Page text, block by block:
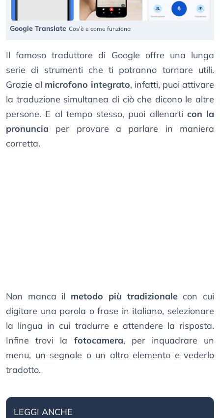
Google Translate Cos'è e come funziona
Il famoso traduttore di Google offre una lunga
serie di strumenti che ti potranno tornare utili.
Grazie al microfono integrato, infatti, puoi attivare
la traduzione simultanea di ciò che dicono le altre
persone. E al tempo stesso, puoi allenarti con la
pronuncia per provare a parlare in maniera
corretta.
Non manca il metodo più tradizionalecon cui
digitare una parola o frase in italiano, selezionare
la lingua in cui tradurre e attendere la risposta.
Infine trovi la fotocamera, per inquadrare un
menu, un segnale o un altro elemento e vederlo
tradotto.
LEGGI ANCHE